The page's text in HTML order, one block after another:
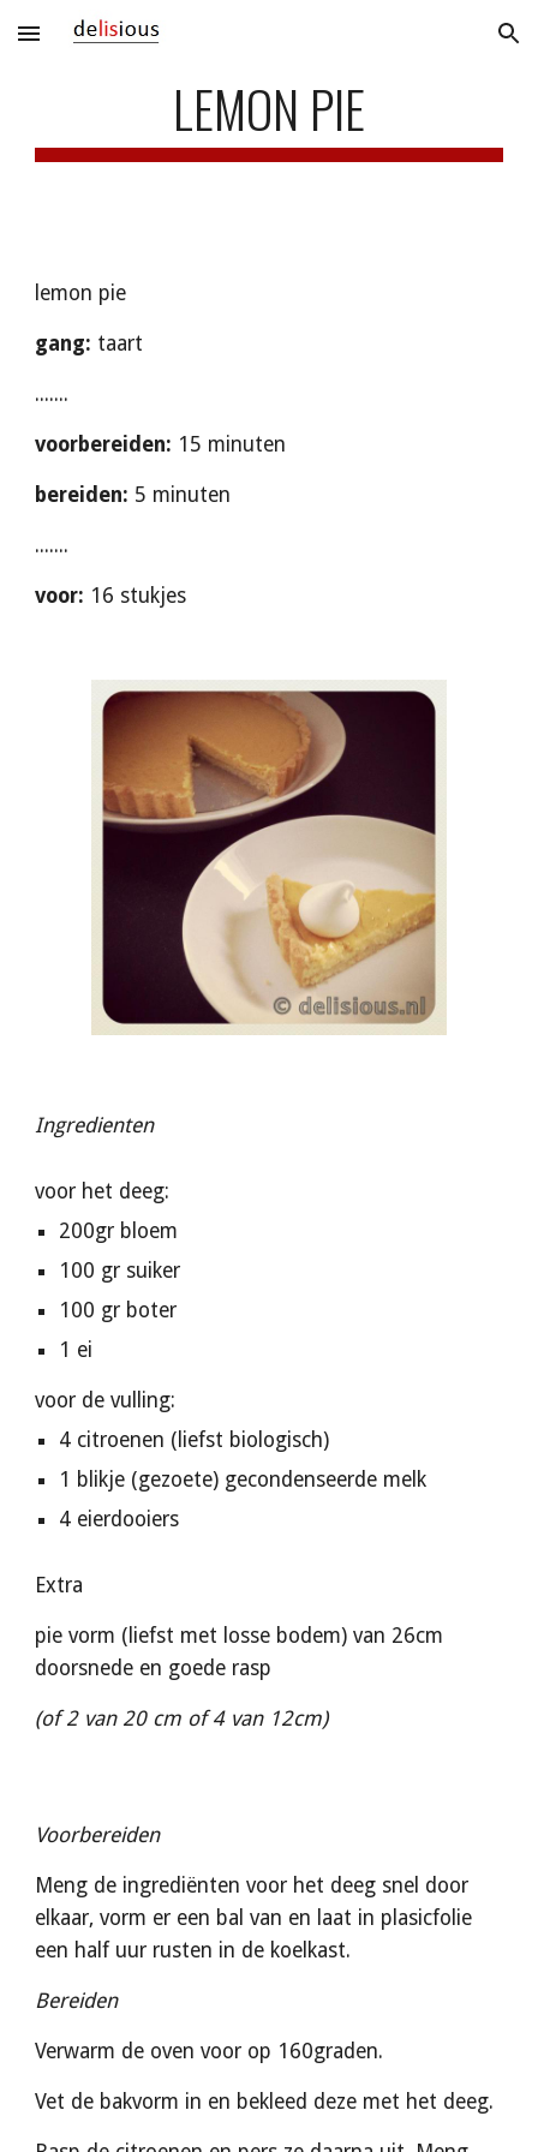
Skip to main content Skip to navigation
LEMON PIE
lemon pie
gang: taart
.......
voorbereiden: 15 minuten
bereiden: 5 minuten
.......
voor: 16 stukjes
Ingredienten
voor het deeg:
200gr bloem
100 gr suiker
100 gr boter
1 ei
voor de vulling:
4 citroenen (liefst biologisch)
1 blikje (gezoete) gecondenseerde melk
4 eierdooiers
Extra
pie vorm (liefst met losse bodem) van 26cm
doorsnede en goede rasp
(of 2 van 20 cm of 4 van 12cm)
Voorbereiden
Meng de ingrediënten voor het deeg snel door
elkaar, vorm er een bal van en laat in plasicfolie
een half uur rusten in de koelkast.
Bereiden
Verwarm de oven voor op 160graden.
Vet de bakvorm in en bekleed deze met het deeg.